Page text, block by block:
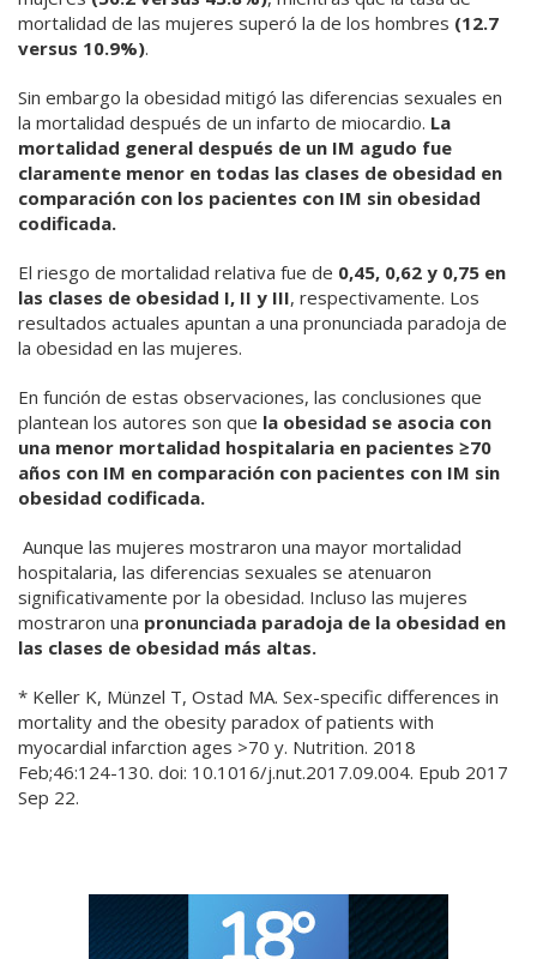
mortalidad de las mujeres superó la de los hombres (12.7
versus 10.9%).
Sin embargo la obesidad mitigó las diferencias sexuales en
la mortalidad después de un infarto de miocardio. La
mortalidad general después de un IM agudo fue
claramente menor en todas las clases de obesidad en
comparación con los pacientes con IM sin obesidad
codificada.
El riesgo de mortalidad relativa fue de 0,45, 0,62 y 0,75 en
las clases de obesidad I, II y III, respectivamente. Los
resultados actuales apuntan a una pronunciada paradoja de
la obesidad en las mujeres.
En función de estas observaciones, las conclusiones que
plantean los autores son que la obesidad se asocia con
una menor mortalidad hospitalaria en pacientes ≥70
años con IM en comparación con pacientes con IM sin
obesidad codificada.
Aunque las mujeres mostraron una mayor mortalidad
hospitalaria, las diferencias sexuales se atenuaron
significativamente por la obesidad. Incluso las mujeres
mostraron una pronunciada paradoja de la obesidad en
las clases de obesidad más altas.
* Keller K, Münzel T, Ostad MA. Sex-specific differences in
mortality and the obesity paradox of patients with
myocardial infarction ages >70 y. Nutrition. 2018
Feb;46:124-130. doi: 10.1016/j.nut.2017.09.004. Epub 2017
Sep 22.